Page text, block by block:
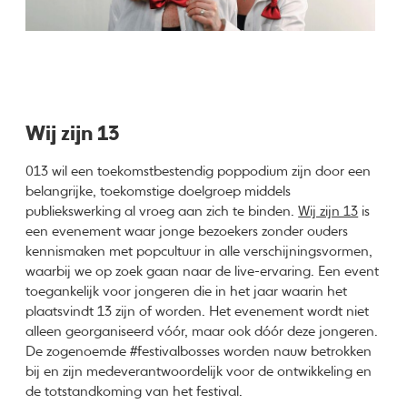
Wij zijn 13
013 wil een toekomstbestendig poppodium zijn door een
belangrijke, toekomstige doelgroep middels
publiekswerking al vroeg aan zich te binden.Wij zijn 13 is
een evenement waar jonge bezoekers zonder ouders
kennismaken met popcultuur in alle verschijningsvormen,
waarbij we op zoek gaan naar de live-ervaring. Een event
toegankelijk voor jongeren die in het jaar waarin het
plaatsvindt 13 zijn of worden. Het evenement wordt niet
alleen georganiseerd vóór, maar ook dóór deze jongeren.
De zogenoemde #festivalbosses worden nauw betrokken
bij en zijn medeverantwoordelijk voor de ontwikkeling en
de totstandkoming van het festival.